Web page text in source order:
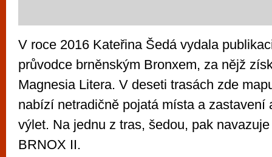
V roce 2016 Kateřina Šedá vydala
průvodce brněnským Bronxem, za nějž
Magnesia Litera. V deseti trasách zde
nabízí netradičně pojatá místa a zastavení
výlet. Na jednu z tras, šedou, pak
BRNOX II.